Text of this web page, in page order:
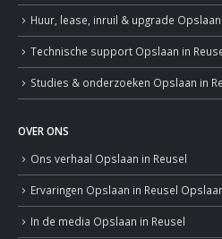
Huur, lease, inruil & upgrade
Technische support Opslaan in
Studies & onderzoeken Opslaan in
OVER ONS
Ons verhaal Opslaan in Reusel
Ervaringen Opslaan in Reusel
In de media Opslaan in Reusel